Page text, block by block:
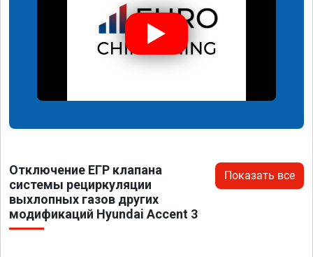
Отключение ЕГР клапана
системы рециркуляции
выхлопных газов других
модификаций Hyundai Accent 3
Показать все